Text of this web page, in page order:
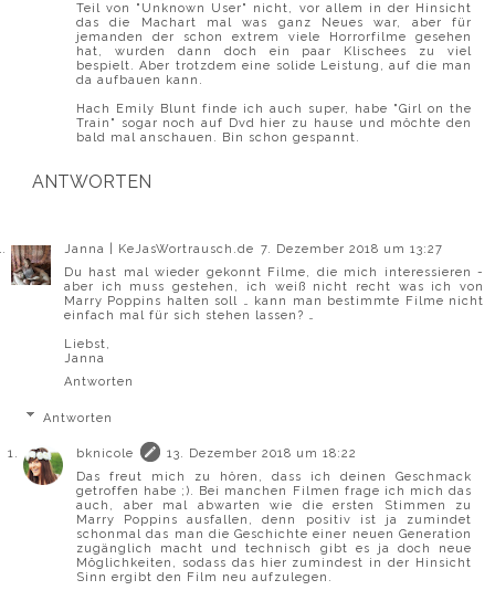
Teil von "Unknown User" nicht, vor allem in der Hinsicht
das die Machart mal was ganz Neues war, aber für
jemanden der schon extrem viele Horrorfilme gesehen
hat, wurden dann doch ein paar Klischees zu viel
bespielt. Aber trotzdem eine solide Leistung, auf die man
da aufbauen kann.
Hach Emily Blunt finde ich auch super, habe "Girl on the
Train" sogar noch auf Dvd hier zu hause und möchte den
bald mal anschauen. Bin schon gespannt.
ANTWORTEN
Janna | KeJasWortrausch.de 7. Dezember 2018 um 13:27
Du hast mal wieder gekonnt Filme, die mich interessieren -
aber ich muss gestehen, ich weiß nicht recht was ich von
Marry Poppins halten soll … kann man bestimmte Filme nicht
einfach mal für sich stehen lassen? …
Liebst,
Janna
Antworten
Antworten
bknicole
13. Dezember 2018 um 18:22
Das freut mich zu hören, dass ich deinen Geschmack
getroffen habe ;). Bei manchen Filmen frage ich mich das
auch, aber mal abwarten wie die ersten Stimmen zu
Marry Poppins ausfallen, denn positiv ist ja zumindet
schonmal das man die Geschichte einer neuen Generation
zugänglich macht und technisch gibt es ja doch neue
Möglichkeiten, sodass das hier zumindest in der Hinsicht
Sinn ergibt den Film neu aufzulegen.